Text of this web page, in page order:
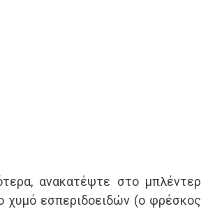
ανακατέψτε στο μπλέντερ
χυμό εσπεριδοειδών (ο φρέσκος